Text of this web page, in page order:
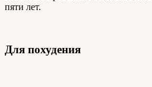
пяти лет.
Для похудения